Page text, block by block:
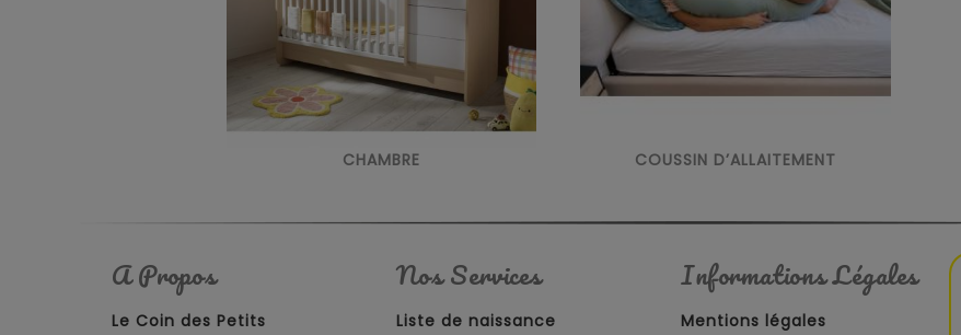
CHAMBRE COUSSIN D’ALLAITEMENT
A Propos
Le Coin des Petits
Nos Services
Liste de naissance
Informations Légales
Mentions légales